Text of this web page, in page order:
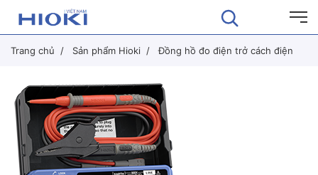
Trang chủ Sản phẩm Hioki Đồng hồ đo điện trở cách điện